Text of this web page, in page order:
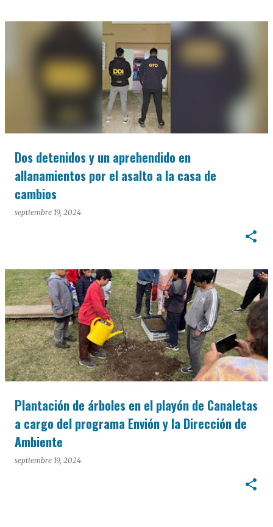
Dos detenidos y un aprehendido en
allanamientos por el asalto a la casa de
cambios
septiembre 19, 2024
Plantación de árboles en el playón de Canaletas
a cargo del programa Envión y la Dirección de
Ambiente
septiembre 19, 2024